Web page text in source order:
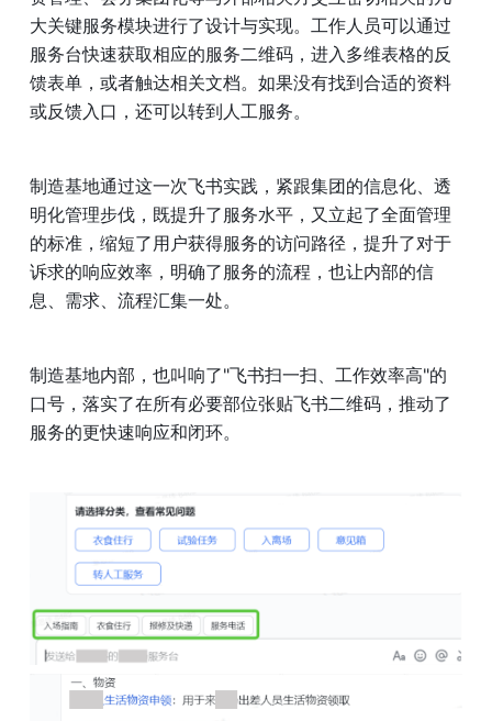
大关键服务模块进行了设计与实现。工作人员可以通过
服务台快速获取相应的服务二维码，进入多维表格的反
馈表单，或者触达相关文档。如果没有找到合适的资料
或反馈入口，还可以转到人工服务。
制造基地通过这一次飞书实践，紧跟集团的信息化、透
明化管理步伐，既提升了服务水平，又立起了全面管理
的标准，缩短了用户获得服务的访问路径，提升了对于
诉求的响应效率，明确了服务的流程，也让内部的信
息、需求、流程汇集一处。
制造基地内部，也叫响了"飞书扫一扫、工作效率高"的
口号，落实了在所有必要部位张贴飞书二维码，推动了
服务的更快速响应和闭环。